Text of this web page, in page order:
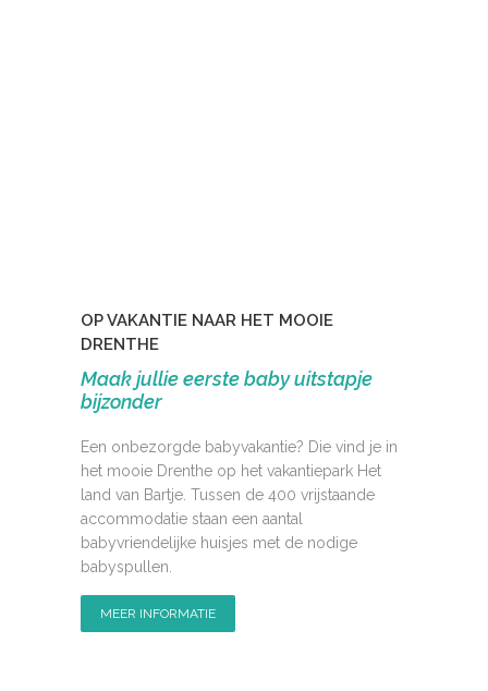
OP VAKANTIE NAAR HET MOOIE
DRENTHE
Maak jullie eerste baby uitstapje
bijzonder
Een onbezorgde babyvakantie? Die vind je in
het mooie Drenthe op het vakantiepark Het
land van Bartje. Tussen de 400 vrijstaande
accommodatie staan een aantal
babyvriendelijke huisjes met de nodige
babyspullen.
MEER INFORMATIE